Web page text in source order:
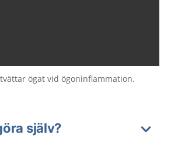
ögat vid ögoninflammation.
själv?